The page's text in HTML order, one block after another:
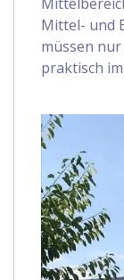
Mittel- und
müssen
praktisch